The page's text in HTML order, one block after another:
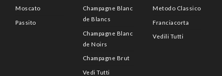
Moscato
Passito
Champagne Blanc
de Blancs
Champagne Blanc
de Noirs
Champagne Brut
Vedi Tutti
Metodo Classico
Franciacorta
Vedili Tutti